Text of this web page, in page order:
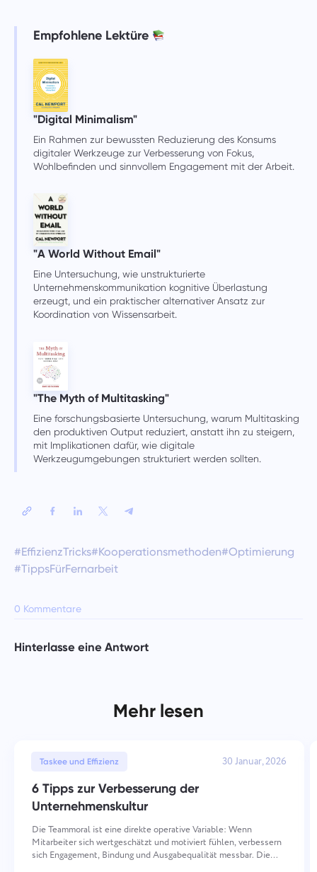
Empfohlene Lektüre
"Digital Minimalism"
Ein Rahmen zur bewussten Reduzierung des Konsums
digitaler Werkzeuge zur Verbesserung von Fokus,
Wohlbefinden und sinnvollem Engagement mit der Arbeit.
"A World Without Email"
Eine Untersuchung, wie unstrukturierte
Unternehmenskommunikation kognitive Überlastung
erzeugt, und ein praktischer alternativer Ansatz zur
Koordination von Wissensarbeit.
"The Myth of Multitasking"
Eine forschungsbasierte Untersuchung, warum Multitasking
den produktiven Output reduziert, anstatt ihn zu steigern,
mit Implikationen dafür, wie digitale
Werkzeugumgebungen strukturiert werden sollten.
#EffizienzTricks#Kooperationsmethoden#Optimierung
#TippsFürFernarbeit
0 Kommentare
Hinterlasse eine Antwort
Mehr lesen
Taskee und Effizienz 30 Januar, 2026
6 Tipps zur Verbesserung der
Unternehmenskultur
Die Teammoral ist eine direkte operative Variable: Wenn
Mitarbeiter sich wertgeschätzt und motiviert fühlen, verbessern
sich Engagement, Bindung und Ausgabequalität messbar. Die